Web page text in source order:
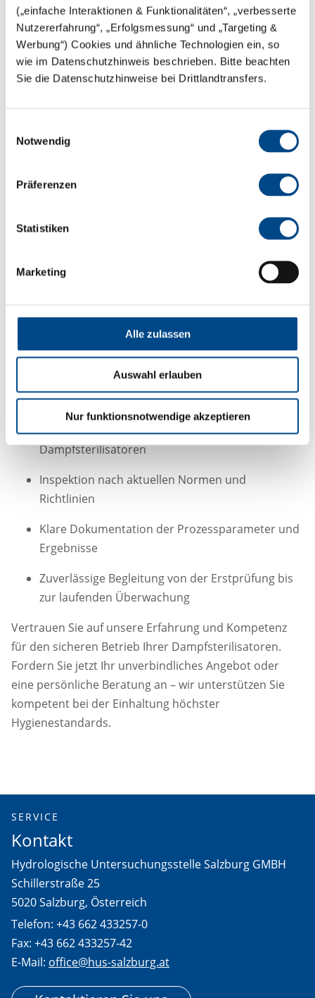
(„einfache Interaktionen & Funktionalitäten“, „verbesserte
Nutzererfahrung“, „Erfolgsmessung“ und „Targeting &
Werbung“) Cookies und ähnliche Technologien ein, so
wie im Datenschutzhinweis beschrieben. Bitte beachten
Sie die Datenschutzhinweise bei Drittlandtransfers.
Notwendig
Präferenzen
Statistiken
Marketing
Alle zulassen
Auswahl erlauben
Nur funktionsnotwendige akzeptieren
Nach erfolgreicher Validierung erhalten Sie einen
Hygienestandards.
Ihre Vorteile auf einen Blick
Fachgerechte Inspektion und Validierung von
Dampfsterilisatoren
Inspektion nach aktuellen Normen und
Richtlinien
Klare Dokumentation der Prozessparameter und
Ergebnisse
Zuverlässige Begleitung von der Erstprüfung bis
zur laufenden Überwachung
Vertrauen Sie auf unsere Erfahrung und Kompetenz
für den sicheren Betrieb Ihrer Dampfsterilisatoren.
Fordern Sie jetzt Ihr unverbindliches Angebot oder
eine persönliche Beratung an – wir unterstützen Sie
kompetent bei der Einhaltung höchster
Hygienestandards.
SERVICE
Kontakt
Hydrologische Untersuchungsstelle Salzburg GMBH
Schillerstraße 25
5020 Salzburg, Österreich
Telefon: +43 662 433257-0
Fax: +43 662 433257-42
E-Mail: office@hus-salzburg.at